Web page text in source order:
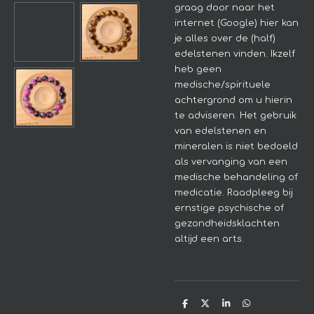
graag door naar het
internet (Google) hier kan
je alles over de (half)
edelstenen vinden. Ikzelf
heb geen
medische/spirituele
achtergrond om u hierin
te adviseren. Het gebruik
van edelstenen en
mineralen is niet bedoeld
als vervanging van een
medische behandeling of
medicatie. Raadpleeg bij
ernstige psychische of
gezondheidsklachten
altijd een arts.
D
D
S
D